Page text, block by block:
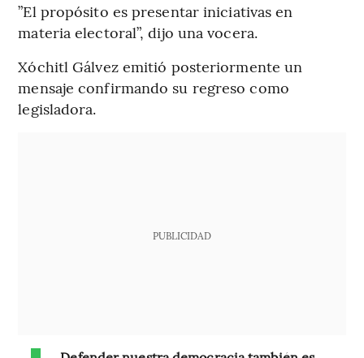
”El propósito es presentar iniciativas en
materia electoral”, dijo una vocera.
Xóchitl Gálvez emitió posteriormente un
mensaje confirmando su regreso como
legisladora.
PUBLICIDAD